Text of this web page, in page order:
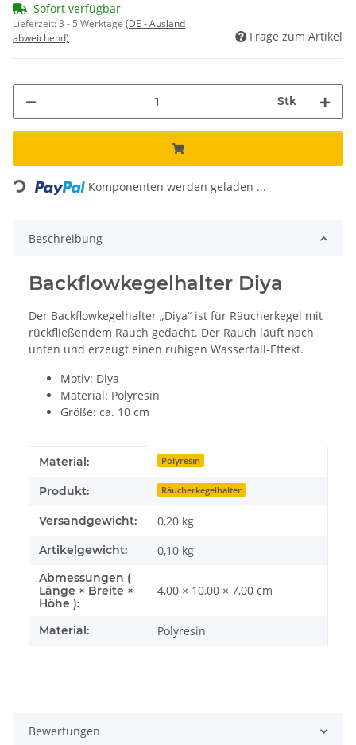
Sofort verfügbar
Lieferzeit:3 - 5 Werktage (DE - Ausland
abweichend)
Frage zum Artikel
Stk
Loading... Komponenten werden geladen ...
Beschreibung
Backflowkegelhalter Diya
Der Backflowkegelhalter „Diya“ ist für Räucherkegel mit
rückfließendem Rauch gedacht. Der Rauch läuft nach
unten und erzeugt einen ruhigen Wasserfall-Effekt.
Motiv: Diya
Material: Polyresin
Größe: ca. 10 cm
Produkteigenschaft
Wert
Material: Polyresin
Produkt: Räucherkegelhalter
Versandgewicht: 0,20 kg
Artikelgewicht: 0,10 kg
Abmessungen (
Länge × Breite ×
Höhe ):
4,00 × 10,00 × 7,00 cm
Material: Polyresin
Bewertungen